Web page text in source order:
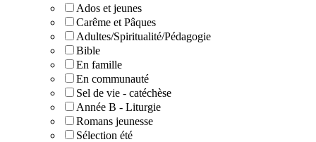
Ados et jeunes
Carême et Pâques
Adultes/Spiritualité/Pédagogie
Bible
En famille
En communauté
Sel de vie - catéchèse
Année B - Liturgie
Romans jeunesse
Sélection été